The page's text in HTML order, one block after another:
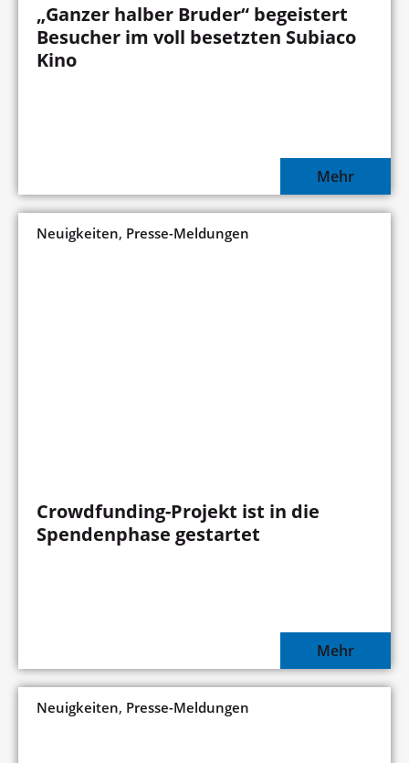
„Ganzer halber Bruder“ begeistert
Besucher im voll besetzten Subiaco
Kino
Mehr
Neuigkeiten, Presse-Meldungen
Crowdfunding-Projekt ist in die
Spendenphase gestartet
Mehr
Neuigkeiten, Presse-Meldungen